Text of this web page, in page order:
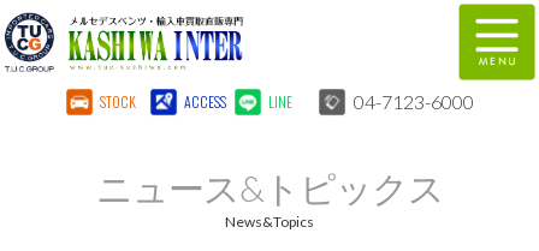
STOCK ACCESS LINE 04-7123-6000
ニュース&トピックス
News&Topics